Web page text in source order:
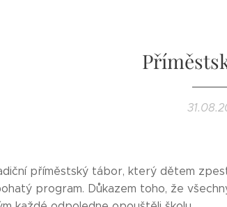
příměstský tábor, který dětem
program. Důkazem toho, že